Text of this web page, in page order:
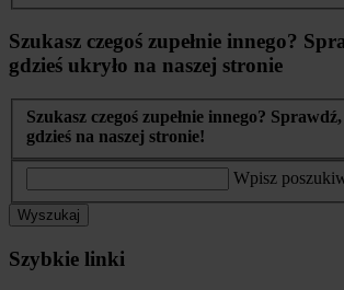
Szukasz czegoś zupełnie innego?
gdzieś ukryło na naszej stronie
Szukasz czegoś zupełnie innego?
gdzieś na naszej stronie!
Wpisz
Wyszukaj
Szybkie linki